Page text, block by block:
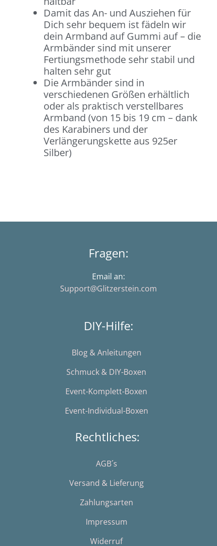
Damit das An- und Ausziehen für
Dich sehr bequem ist fädeln wir
dein Armband auf Gummi auf – die
Armbänder sind mit unserer
Fertiungsmethode sehr stabil und
halten sehr gut
Die Armbänder sind in
verschiedenen Größen erhältlich
oder als praktisch verstellbares
Armband (von 15 bis 19 cm – dank
des Karabiners und der
Verlängerungskette aus 925er
Silber)
Fragen:
Email an:
Support@Glitzerstein.com
DIY-Hilfe:
Blog & Anleitungen
Schmuck & DIY-Boxen
Event-Komplett-Boxen
Event-Individual-Boxen
Rechtliches:
AGB´s
Versand & Lieferung
Zahlungsarten
Impressum
Widerruf